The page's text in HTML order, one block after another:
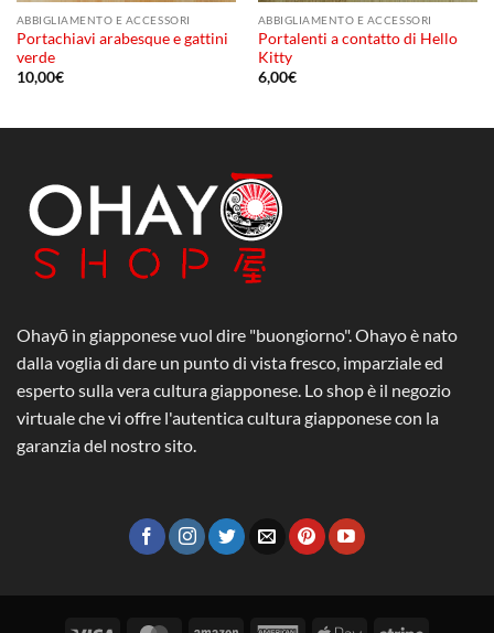
ABBIGLIAMENTO E ACCESSORI
Portachiavi arabesque e gattini
verde
10,00€
ABBIGLIAMENTO E ACCESSORI
Portalenti a contatto di Hello
Kitty
6,00€
Ohayō in giapponese vuol dire "buongiorno". Ohayo è nato
dalla voglia di dare un punto di vista fresco, imparziale ed
esperto sulla vera cultura giapponese. Lo shop è il negozio
virtuale che vi offre l'autentica cultura giapponese con la
garanzia del nostro sito.